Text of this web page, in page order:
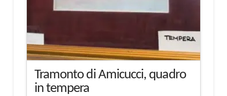
Tramonto di Amicucci, quadro
in tempera